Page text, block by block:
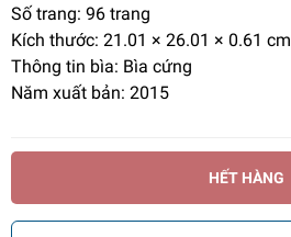
Số trang: 96 trang
Kích thước: 21.01 × 26.01 × 0.61 cm
Thông tin bìa: Bìa cứng
Năm xuất bản: 2015
HẾT HÀNG